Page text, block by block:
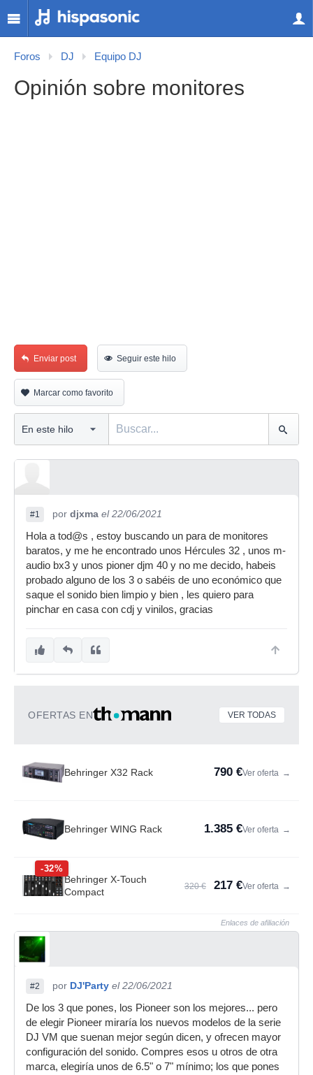
Foros DJ Equipo DJ
Opinión sobre monitores
Enviar post Seguir este hilo
Marcar como favorito
#1 por djxma el 22/06/2021
Hola a tod@s , estoy buscando un para de monitores
baratos, y me he encontrado unos Hércules 32 , unos m-
audio bx3 y unos pioner djm 40 y no me decido, habeis
probado alguno de los 3 o sabéis de uno económico que
saque el sonido bien limpio y bien , les quiero para
pinchar en casa con cdj y vinilos, gracias
OFERTAS EN VER TODAS
Behringer X32 Rack 790 €Ver oferta →
Behringer WING Rack 1.385 €Ver oferta →
-32%
Behringer X-Touch
Compact
320 € 217 €Ver oferta →
Enlaces de afiliación
#2 por DJ'Party el 22/06/2021
De los 3 que pones, los Pioneer son los mejores... pero
de elegir Pioneer miraría los nuevos modelos de la serie
DJ VM que suenan mejor según dicen, y ofrecen mayor
configuración del sonido. Compres esos u otros de otra
marca, elegiría unos de 6.5" o 7" mínimo; los que pones